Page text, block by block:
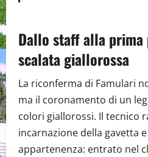
Dallo staff alla prima
scalata giallorossa
La riconferma di Famulari
ma il coronamento di un
colori giallorossi. Il tecnico
incarnazione della gavetta
appartenenza: entrato nel